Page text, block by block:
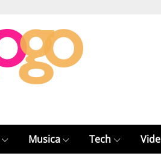
Musica Tech